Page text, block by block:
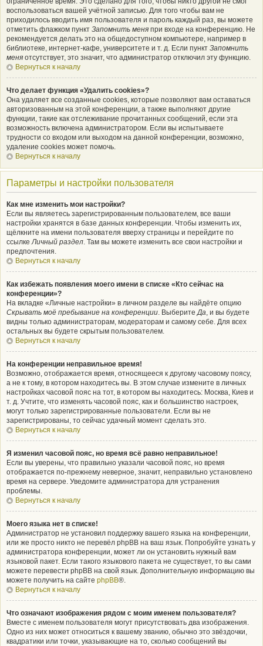
воспользоваться вашей учётной записью. Для того чтобы вам не
приходилось вводить имя пользователя и пароль каждый раз, вы можете
отметить флажком пункт Запомнить меня при входе на конференцию. Не
рекомендуется делать это на общедоступном компьютере, например в
библиотеке, интернет-кафе, университете и т. д. Если пункт Запомнить
меня отсутствует, это значит, что администратор отключил эту функцию.
Вернуться к началу
Что делает функция «Удалить cookies»?
Она удаляет все созданные cookies, которые позволяют вам оставаться
авторизованным на этой конференции, а также выполняют другие
функции, такие как отслеживание прочитанных сообщений, если эта
возможность включена администратором. Если вы испытываете
трудности со входом или выходом на данной конференции, возможно,
удаление cookies может помочь.
Вернуться к началу
Параметры и настройки пользователя
Как мне изменить мои настройки?
Если вы являетесь зарегистрированным пользователем, все ваши
настройки хранятся в базе данных конференции. Чтобы изменить их,
щёлкните на имени пользователя вверху страницы и перейдите по
ссылкеЛичный раздел. Там вы можете изменить все свои настройки и
предпочтения.
Вернуться к началу
Как избежать появления моего имени в списке «Кто сейчас на
конференции»?
На вкладке «Личные настройки» в личном разделе вы найдёте опцию
Скрывать моё пребывание на конференции. ВыберитеДа, и вы будете
видны только администраторам, модераторам и самому себе. Для всех
остальных вы будете скрытым пользователем.
Вернуться к началу
На конференции неправильное время!
Возможно, отображается время, относящееся к другому часовому поясу,
а не к тому, в котором находитесь вы. В этом случае измените в личных
настройках часовой пояс на тот, в котором вы находитесь: Москва, Киев и
т. д. Учтите, что изменять часовой пояс, как и большинство настроек,
могут только зарегистрированные пользователи. Если вы не
зарегистрированы, то сейчас удачный момент сделать это.
Вернуться к началу
Я изменил часовой пояс, но время всё равно неправильное!
Если вы уверены, что правильно указали часовой пояс, но время
отображается по-прежнему неверное, значит, неправильно установлено
время на сервере. Уведомите администратора для устранения
проблемы.
Вернуться к началу
Моего языка нет в списке!
Администратор не установил поддержку вашего языка на конференции,
или же просто никто не перевёл phpBB на ваш язык. Попробуйте узнать у
администратора конференции, может ли он установить нужный вам
языковой пакет. Если такого языкового пакета не существует, то вы сами
можете перевести phpBB на свой язык. Дополнительную информацию вы
можете получить на сайте phpBB®.
Вернуться к началу
Что означают изображения рядом с моим именем пользователя?
Вместе с именем пользователя могут присутствовать два изображения.
Одно из них может относиться к вашему званию, обычно это звёздочки,
квадратики или точки, указывающие на то, сколько сообщений вы